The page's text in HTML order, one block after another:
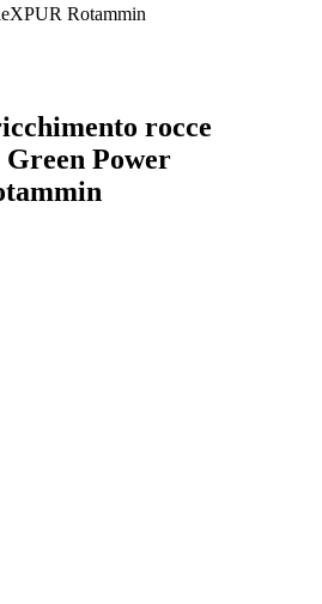
Rotammin
rocce
Power